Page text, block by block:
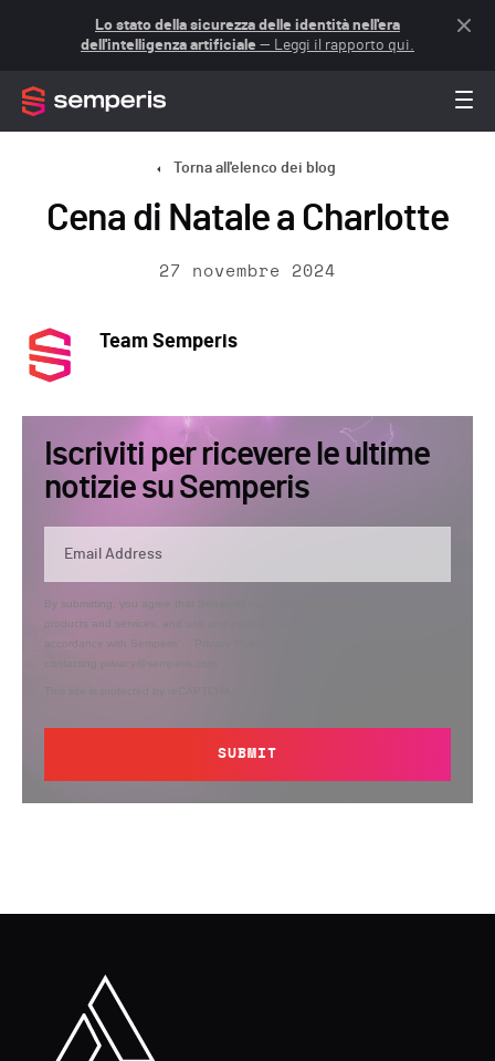
Lo stato della sicurezza delle identità nell'era
dell'intelligenza artificiale — Leggi il rapporto qui.
Torna all'elenco dei blog
Cena di Natale a Charlotte
27 novembre 2024
Team Semperis
Iscriviti per ricevere le ultime
notizie su Semperis
By submitting, you agree that Semperis may send you information regarding its
products and services, and use and process your personal information in
accordance with Semperis’
contacting privacy@semperis.com.
This site is protected by reCAPTCHA.
SUBMIT